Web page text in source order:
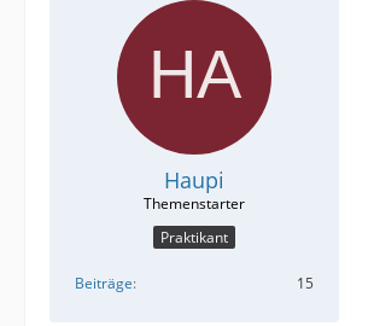
Haupi
Praktikant
Beiträge 15